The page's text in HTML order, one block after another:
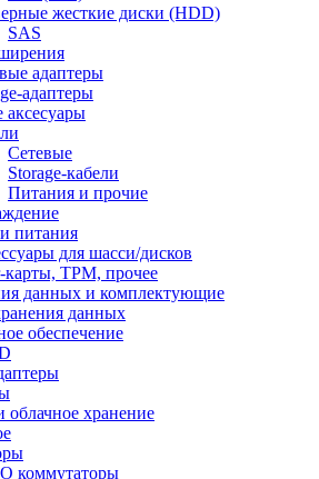
жесткие диски (HDD)
SAS
адаптеры
адаптеры
Сетевые
Storage-кабели
Питания и прочие
питания
для шасси/дисков
карты, TPM, прочее
данных и комплектующие
данных
обеспечение
облачное хранение
коммутаторы